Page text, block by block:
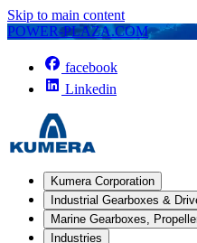
Skip to main content
POWER-PLAZA.COM
facebook
Linkedin
Kumera Corporation
Industrial Gearboxes &
Marine Gearboxes,
Industries